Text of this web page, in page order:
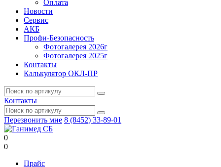
Оплата
Новости
Сервис
АКБ
Профи-Безопасность
Фотогалерея 2026г
Фотогалерея 2025г
Контакты
Калькулятор ОКЛ-ПР
Контакты
Перезвонить мне 8 (8452) 33-89-01
0
0
Прайс